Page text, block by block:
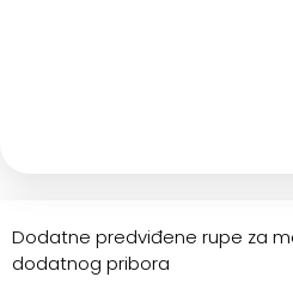
Dodatne predviđene rupe za
dodatnog pribora